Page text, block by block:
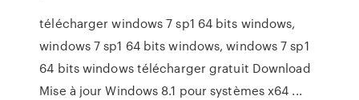
télécharger windows 7 sp1 64 bits windows,
windows 7 sp1 64 bits windows, windows 7 sp1
64 bits windows télécharger gratuit Download
Mise à jour Windows 8.1 pour systèmes x64 ...